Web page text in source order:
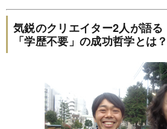
気鋭のクリエイター2人が語る
「学歴不要」の成功哲学とは？